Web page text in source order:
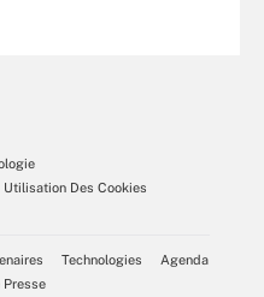
Utilisation Des Cookies
Technologies
Agenda
Presse